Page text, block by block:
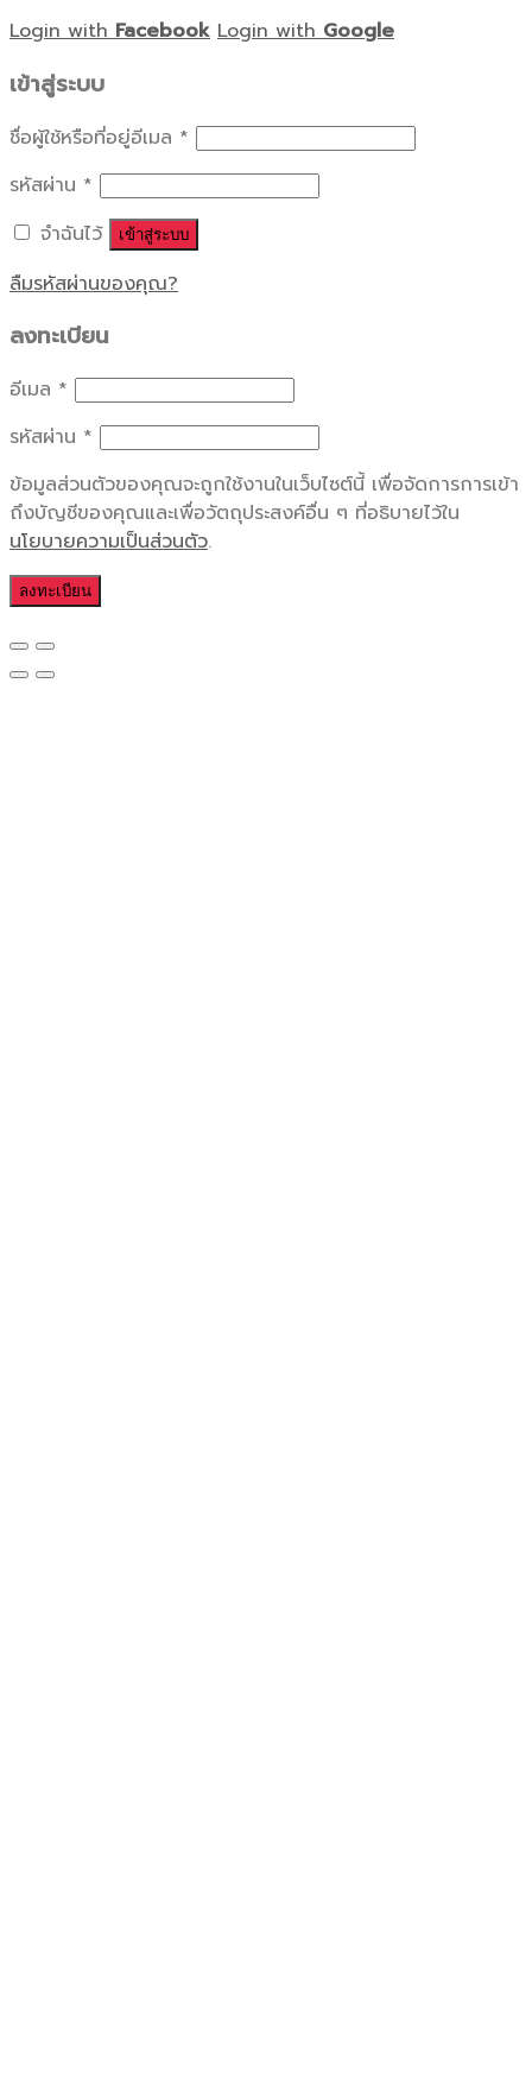
Login withFacebook Login withGoogle
เข้าสู่ระบบ
ชื่อผู้ใช้หรือที่อยู่อีเมล *
รหัสผ่าน *
จำฉันไว้
เข้าสู่ระบบ
ลืมรหัสผ่านของคุณ?
ลงทะเบียน
อีเมล *
รหัสผ่าน *
ข้อมูลส่วนตัวของคุณจะถูกใช้งานในเว็บไซต์นี้ เพื่อจัดการการเข้า
ถึงบัญชีของคุณและเพื่อวัตถุประสงค์อื่น ๆ ที่อธิบายไว้ใน
นโยบายความเป็นส่วนตัว.
ลงทะเบียน